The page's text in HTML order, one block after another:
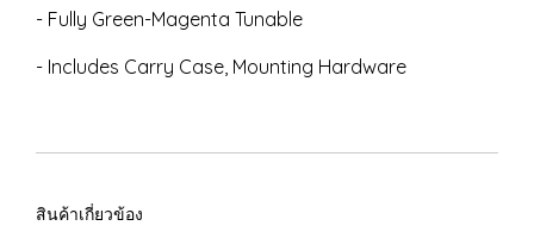
- Fully Green-Magenta Tunable
- Includes Carry Case, Mounting Hardware
สินค้าเกี่ยวข้อง